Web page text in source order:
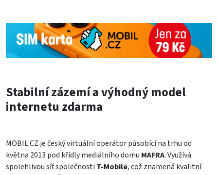
Stabilní zázemí a výhodný model
internetu zdarma
MOBIL.CZ je český virtuální operátor působící na trhu od
května 2013 pod křídly mediálního domu MAFRA. Využívá
spolehlivou síť společnosti T-Mobile, což znamená kvalitní